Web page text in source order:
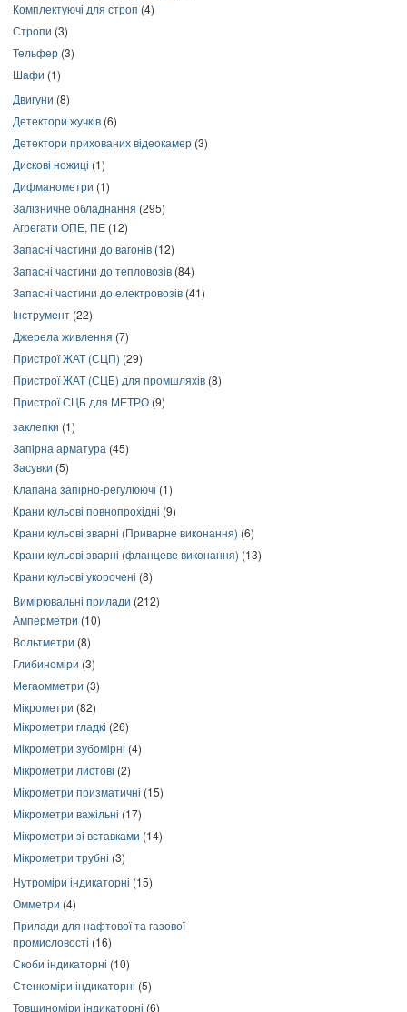
Комплектуючі для строп (4)
Стропи (3)
Тельфер (3)
Шафи (1)
Двигуни (8)
Детектори жучків (6)
Детектори прихованих відеокамер (3)
Дискові ножиці (1)
Дифманометри (1)
Залізничне обладнання (295)
Агрегати ОПЕ, ПЕ (12)
Запасні частини до вагонів (12)
Запасні частини до тепловозів (84)
Запасні частини до електровозів (41)
Інструмент (22)
Джерела живлення (7)
Пристрої ЖАТ (СЦП) (29)
Пристрої ЖАТ (СЦБ) для промшляхів (8)
Пристрої СЦБ для МЕТРО (9)
заклепки (1)
Запірна арматура (45)
Засувки (5)
Клапана запірно-регулюючі (1)
Крани кульові повнопрохідні (9)
Крани кульові зварні (Приварне виконання) (6)
Крани кульові зварні (фланцеве виконання) (13)
Крани кульові укорочені (8)
Вимірювальні прилади (212)
Амперметри (10)
Вольтметри (8)
Глибиноміри (3)
Мегаомметри (3)
Мікрометри (82)
Мікрометри гладкі (26)
Мікрометри зубомірні (4)
Мікрометри листові (2)
Мікрометри призматичні (15)
Мікрометри важільні (17)
Мікрометри зі вставками (14)
Мікрометри трубні (3)
Нутроміри індикаторні (15)
Омметри (4)
Прилади для нафтової та газової
промисловості (16)
Скоби індикаторні (10)
Стенкоміри індикаторні (5)
Товщиноміри індикаторні (6)